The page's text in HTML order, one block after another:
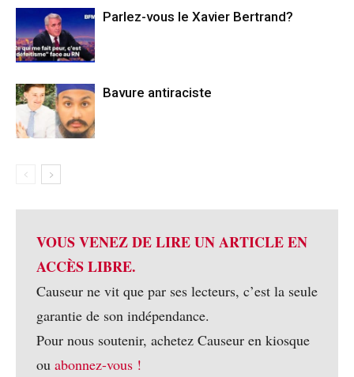
Parlez-vous le Xavier Bertrand?
Bavure antiraciste
VOUS VENEZ DE LIRE UN ARTICLE EN
ACCÈS LIBRE.
Causeur ne vit que par ses lecteurs, c’est la seule
garantie de son indépendance.
Pour nous soutenir, achetez Causeur en kiosque
ou abonnez-vous !